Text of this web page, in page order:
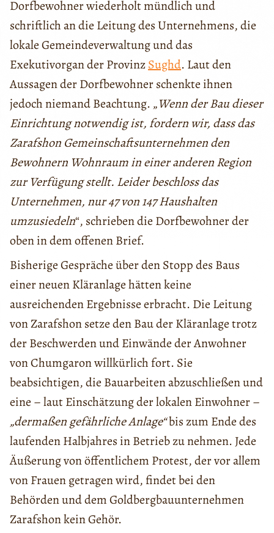
Dorfbewohner wiederholt mündlich und
schriftlich an die Leitung des Unternehmens, die
lokale Gemeindeverwaltung und das
Exekutivorgan der ProvinzSughd. Laut den
Aussagen der Dorfbewohner schenkte ihnen
jedoch niemand Beachtung. „Wenn der Bau dieser
Einrichtung notwendig ist, fordern wir, dass das
Zarafshon Gemeinschaftsunternehmen den
Bewohnern Wohnraum in einer anderen Region
zur Verfügung stellt. Leider beschloss das
Unternehmen, nur 47 von 147 Haushalten
umzusiedeln“, schrieben die Dorfbewohner der
oben in dem offenen Brief.
Bisherige Gespräche über den Stopp des Baus
einer neuen Kläranlage hätten keine
ausreichenden Ergebnisse erbracht. Die Leitung
von Zarafshon setze den Bau der Kläranlage trotz
der Beschwerden und Einwände der Anwohner
von Chumgaron willkürlich fort. Sie
beabsichtigen, die Bauarbeiten abzuschließen und
eine – laut Einschätzung der lokalen Einwohner –
„dermaßen gefährliche Anlage“bis zum Ende des
laufenden Halbjahres in Betrieb zu nehmen. Jede
Äußerung von öffentlichem Protest, der vor allem
von Frauen getragen wird, findet bei den
Behörden und dem Goldbergbauunternehmen
Zarafshon kein Gehör.